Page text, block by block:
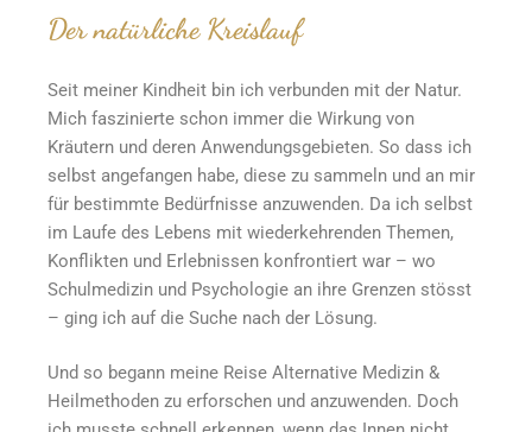
Der natürliche Kreislauf
Seit meiner Kindheit bin ich verbunden mit der Natur.
Mich faszinierte schon immer die Wirkung von
Kräutern und deren Anwendungsgebieten. So dass ich
selbst angefangen habe, diese zu sammeln und an mir
für bestimmte Bedürfnisse anzuwenden. Da ich selbst
im Laufe des Lebens mit wiederkehrenden Themen,
Konflikten und Erlebnissen konfrontiert war – wo
Schulmedizin und Psychologie an ihre Grenzen stösst
– ging ich auf die Suche nach der Lösung.
Und so begann meine Reise Alternative Medizin &
Heilmethoden zu erforschen und anzuwenden. Doch